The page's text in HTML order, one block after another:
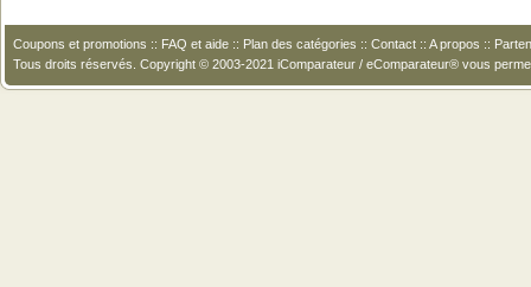
Coupons et promotions :: FAQ et aide :: Plan des catégories :: Contact :: A propos ::
Tous droits réservés. Copyright © 2003-2021 iComparateur / eComparateur® vous